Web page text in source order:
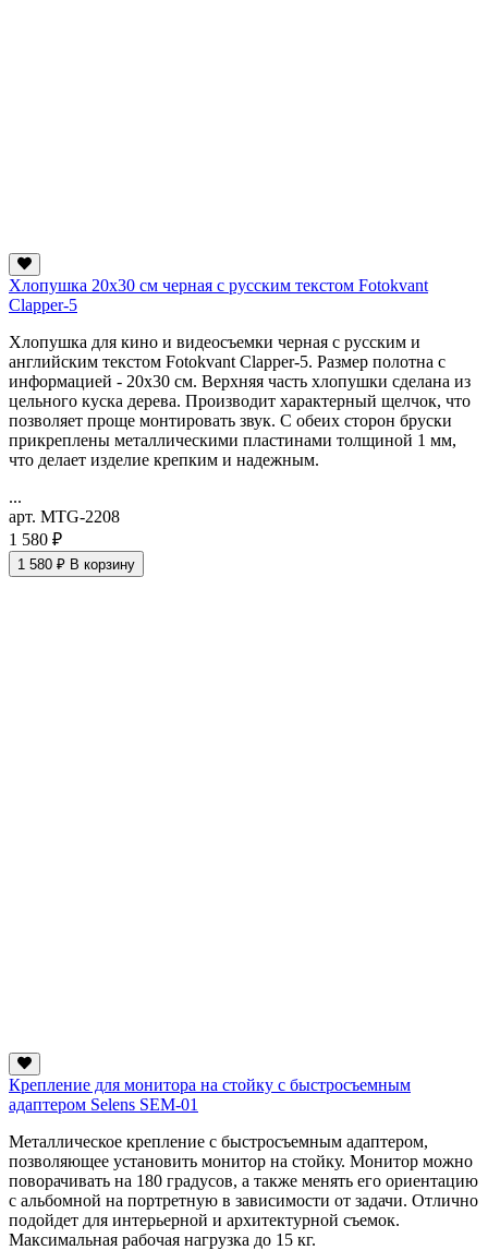
Хлопушка 20х30 см черная с русским текстом Fotokvant
Clapper-5
Хлопушка для кино и видеосъемки черная с русским и
английским текстом Fotokvant Clapper-5. Размер полотна с
информацией - 20х30 см. Верхняя часть хлопушки сделана из
цельного куска дерева. Производит характерный щелчок, что
позволяет проще монтировать звук. С обеих сторон бруски
прикреплены металлическими пластинами толщиной 1 мм,
что делает изделие крепким и надежным.
...
арт. MTG-2208
1 580 ₽
1 580 ₽ В корзину
Крепление для монитора на стойку с быстросъемным
адаптером Selens SEM-01
Металлическое крепление с быстросъемным адаптером,
позволяющее установить монитор на стойку. Монитор можно
поворачивать на 180 градусов, а также менять его ориентацию
с альбомной на портретную в зависимости от задачи. Отлично
подойдет для интерьерной и архитектурной съемок.
Максимальная рабочая нагрузка до 15 кг.